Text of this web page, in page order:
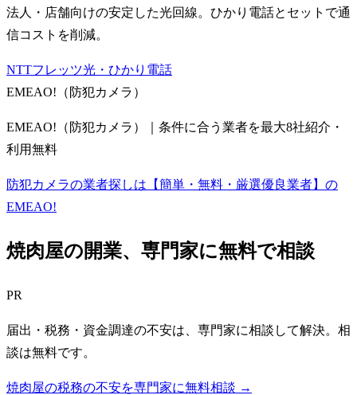
法人・店舗向けの安定した光回線。ひかり電話とセットで通
信コストを削減。
NTTフレッツ光・ひかり電話
EMEAO!（防犯カメラ）
EMEAO!（防犯カメラ）｜条件に合う業者を最大8社紹介・
利用無料
防犯カメラの業者探しは【簡単・無料・厳選優良業者】の
EMEAO!
焼肉屋の開業、専門家に無料で相談
PR
届出・税務・資金調達の不安は、専門家に相談して解決。相
談は無料です。
焼肉屋の税務の不安を専門家に無料相談 →